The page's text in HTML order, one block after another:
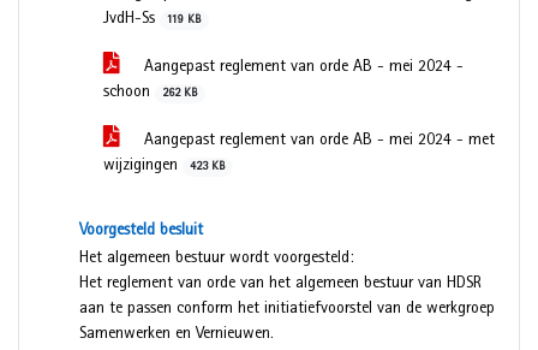
JvdH-Ss
119 KB
Aangepast reglement van orde AB - mei 2024 -
schoon
262 KB
Aangepast reglement van orde AB - mei 2024 - met
wijzigingen
423 KB
Voorgesteld besluit
Het algemeen bestuur wordt voorgesteld:
Het reglement van orde van het algemeen bestuur van HDSR
aan te passen conform het initiatiefvoorstel van de werkgroep
Samenwerken en Vernieuwen.